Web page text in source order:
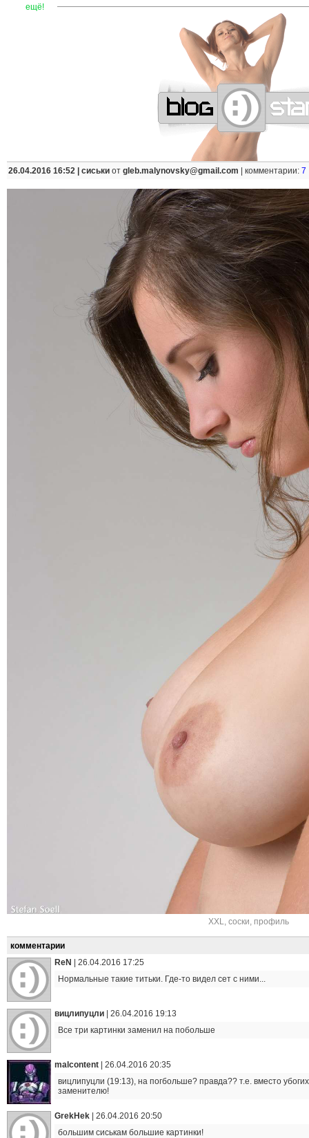
ещё! ——————————————————————
26.04.2016 16:52 | сиськи от gleb.malynovsky@gmail.com комментарии: 7
XXL, соски, профиль
комментарии
ReN
26.04.2016 17:25
Нормальные такие титьки. Где-то видел сет с ними...
вицлипуцли
26.04.2016 19:13
Все три картинки заменил на побольше
malcontent
26.04.2016 20:35
вицлипуцли (19:13), на погбольше? правда?? т.е. вместо
заменителю!
GrekHek
26.04.2016 20:50
большим сиськам большие картинки!